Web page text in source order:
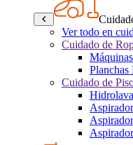
Ver todo en
Cuidado de
Planchas
Cuidado de